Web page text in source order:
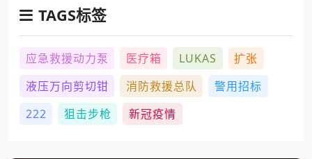
TAGS标签
应急救援动力泵 医疗箱 LUKAS
扩张
液压万向剪切钳
消防救援总队
警用招标
222
狙击步枪 新冠疫情